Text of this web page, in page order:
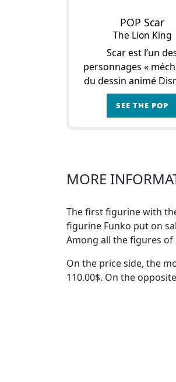
POP Scar
The Lion King
Scar est l’un
personnages «
du dessin animé
Roi Lion, sorti en
L’histoire se déroule
SEE THE POP
MORE
The first figurine with
figurine Funko put on
Among all the figures of
On the price side, the
110.00$. On the